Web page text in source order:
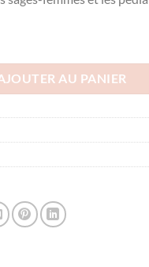
AU PANIER